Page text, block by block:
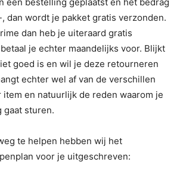
dan wordt je pakket gratis verzonden.
dan heb je uiteraard gratis
je echter maandelijks voor. Blijkt
goed is en wil je deze retourneren
echter wel af van de verschillen
item en natuurlijk de reden waarom je
gaat sturen.
te helpen hebben wij het
voor je uitgeschreven: